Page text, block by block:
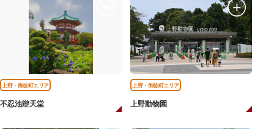
上野・御徒町エリア
不忍池辯天堂
上野・御徒町エリア
上野動物園